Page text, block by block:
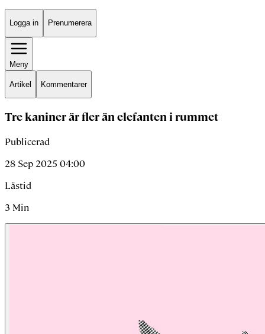
Logga in Prenumerera
Meny
Artikel Kommentarer
Tre kaniner är fler än elefanten i rummet
Publicerad
28 Sep 2025 04:00
Lästid
3 Min